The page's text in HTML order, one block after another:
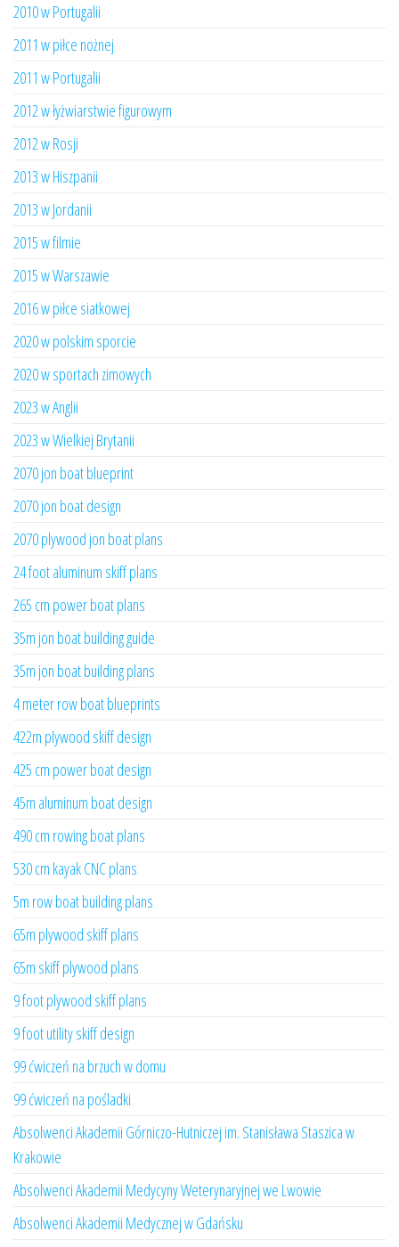
2010 w Portugalii
2011 w piłce nożnej
2011 w Portugalii
2012 w łyżwiarstwie figurowym
2012 w Rosji
2013 w Hiszpanii
2013 w Jordanii
2015 w filmie
2015 w Warszawie
2016 w piłce siatkowej
2020 w polskim sporcie
2020 w sportach zimowych
2023 w Anglii
2023 w Wielkiej Brytanii
2070 jon boat blueprint
2070 jon boat design
2070 plywood jon boat plans
24 foot aluminum skiff plans
265 cm power boat plans
35m jon boat building guide
35m jon boat building plans
4 meter row boat blueprints
422m plywood skiff design
425 cm power boat design
45m aluminum boat design
490 cm rowing boat plans
530 cm kayak CNC plans
5m row boat building plans
65m plywood skiff plans
65m skiff plywood plans
9 foot plywood skiff plans
9 foot utility skiff design
99 ćwiczeń na brzuch w domu
99 ćwiczeń na pośladki
Absolwenci Akademii Górniczo-Hutniczej im. Stanisława Staszica w
Krakowie
Absolwenci Akademii Medycyny Weterynaryjnej we Lwowie
Absolwenci Akademii Medycznej w Gdańsku